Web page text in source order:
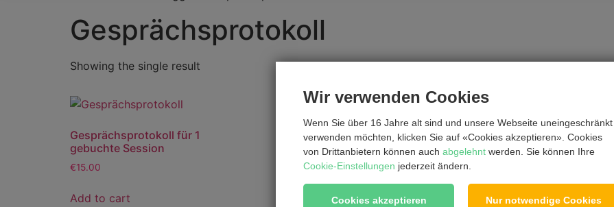
Wir verwenden Cookies
Wenn Sie über 16 Jahre alt sind und unsere Webseite uneingeschränkt
verwenden möchten, klicken Sie auf «Cookies akzeptieren». Cookies
von Drittanbietern können auch abgelehnt werden. Sie können Ihre
Cookie-Einstellungen jederzeit ändern.
Cookies akzeptieren Nur notwendige Cookies
Gesprächsprotokoll
Showing the single result
Gesprächsprotokoll für 1
gebuchte Session
€15.00
Add to cart